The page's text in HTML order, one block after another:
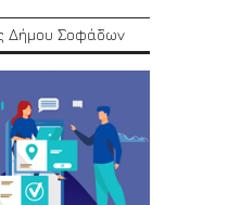
Δήμου Σοφάδων